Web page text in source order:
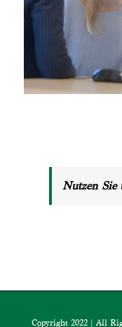
Nutzen
Copyright 2022 | All